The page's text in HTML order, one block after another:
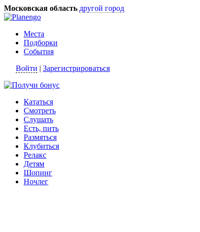
Московская область другой город
Места
Подборки
События
Войти | Зарегистрироваться
Кататься
Смотреть
Слушать
Есть, пить
Размяться
Клубиться
Релакс
Детям
Шопинг
Ночлег